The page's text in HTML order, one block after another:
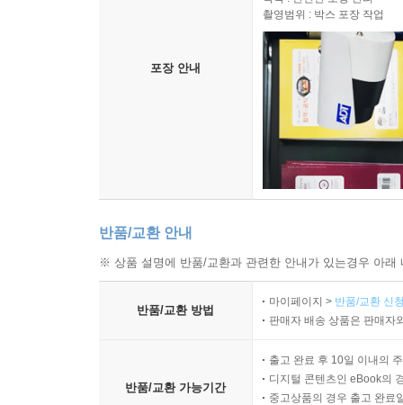
포장 안내
촬영범위 : 박스 포장 작업
반품/교환 안내
※ 상품 설명에 반품/교환과 관련한 안내가 있는경우 아
반품/교환 방법
마이페이지 > 반품/교환 신
판매자 배송 상품은 판매자
반품/교환 가능기간
출고 완료 후 10일 이내의
디지털 콘텐츠인 eBook의
중고상품의 경우 출고 완료